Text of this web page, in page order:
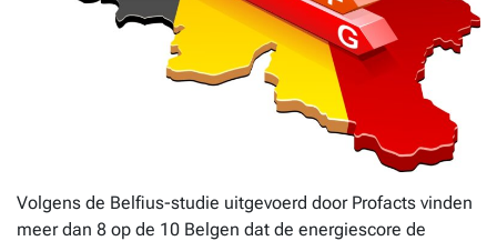
Volgens de Belfius-studie uitgevoerd door Profacts vinden
meer dan 8 op de 10 Belgen dat de energiescore de